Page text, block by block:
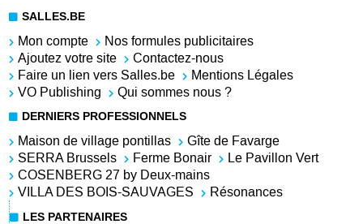
SALLES.BE
Mon compte
Nos formules publicitaires
Ajoutez votre site
Contactez-nous
Faire un lien vers Salles.be
Mentions Légales
VO Publishing
Qui sommes nous ?
DERNIERS PROFESSIONNELS
Maison de village pontillas
Gîte de Favarge
SERRA Brussels
Ferme Bonair
Le Pavillon Vert
COSENBERG 27 by Deux-mains
VILLA DES BOIS-SAUVAGES
Résonances
LES PARTENAIRES